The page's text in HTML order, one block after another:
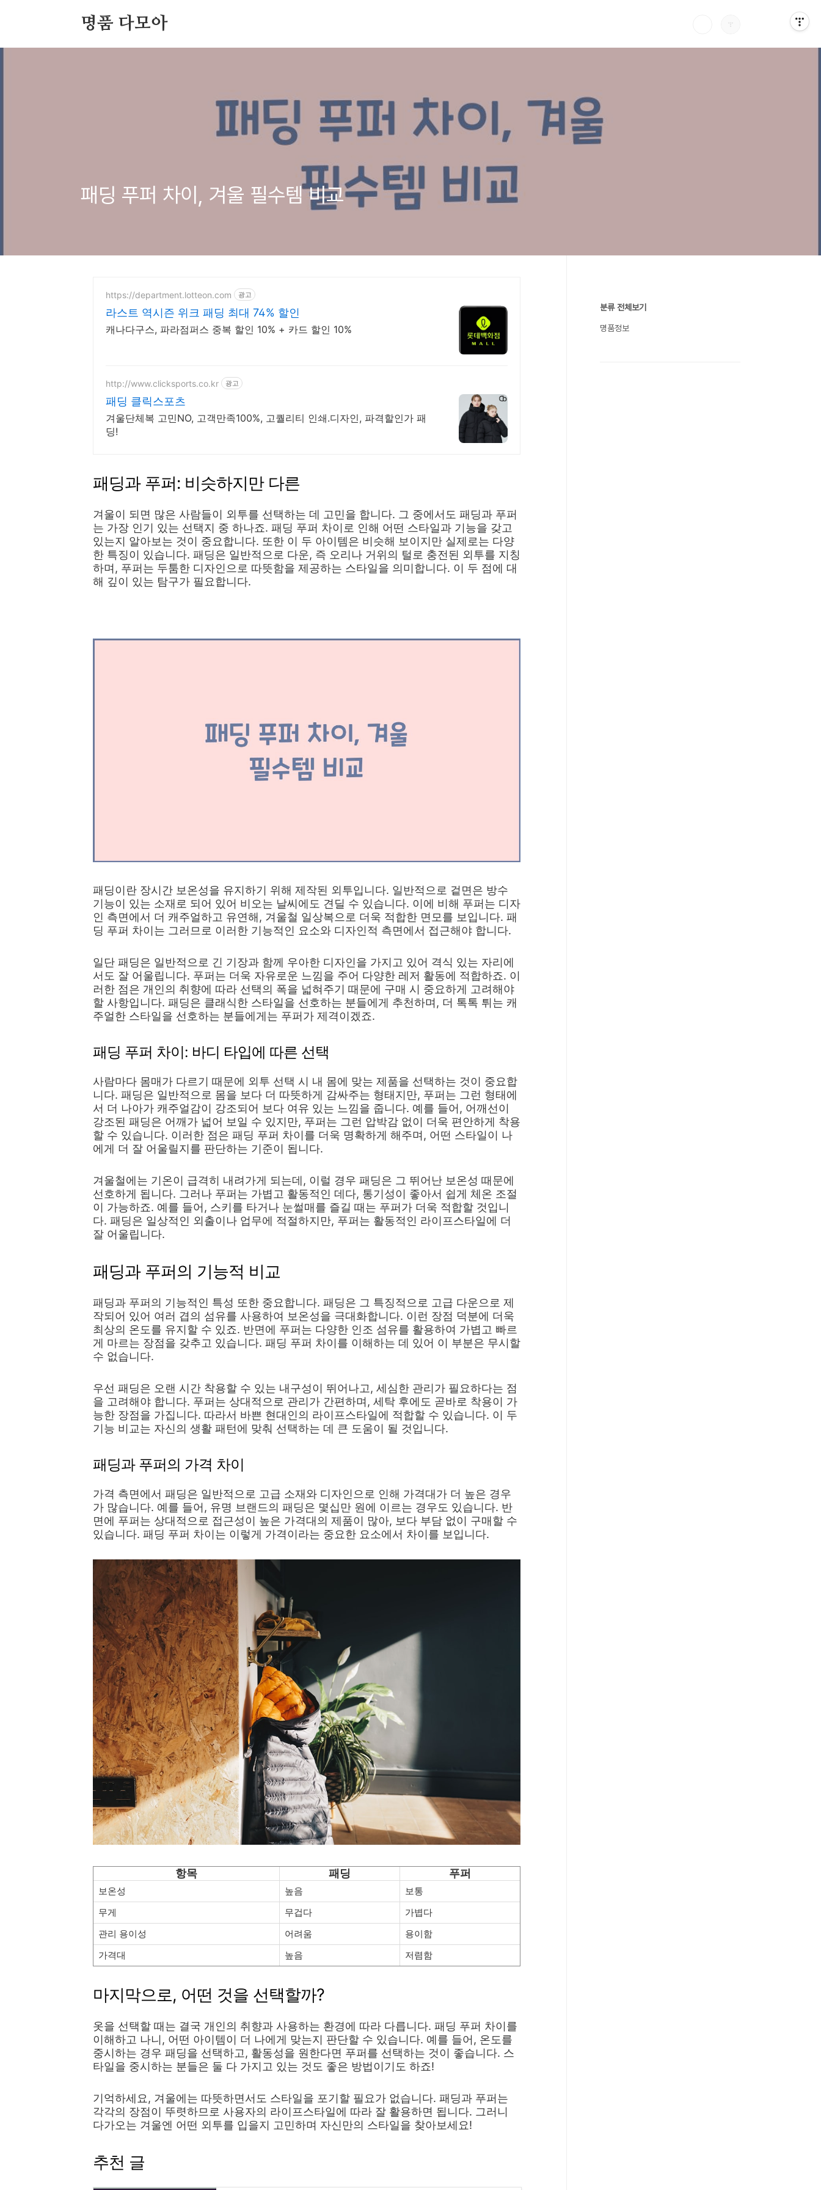
명품 다모아
패딩 푸퍼 차이, 겨울 필수템 비교
https://department.lotteon.com 광고
라스트 역시즌 위크 패딩 최대 74% 할인
캐나다구스, 파라점퍼스 중복 할인 10% + 카드 할인 10%
http://www.clicksports.co.kr 광고
패딩 클릭스포츠
겨울단체복 고민NO, 고객만족100%, 고퀄리티 인쇄.디자인, 파격할인가 패
딩!
패딩과 푸퍼: 비슷하지만 다른
겨울이 되면 많은 사람들이 외투를 선택하는 데 고민을 합니다. 그 중에서도 패딩과 푸퍼
는 가장 인기 있는 선택지 중 하나죠. 패딩 푸퍼 차이로 인해 어떤 스타일과 기능을 갖고
있는지 알아보는 것이 중요합니다. 또한 이 두 아이템은 비슷해 보이지만 실제로는 다양
한 특징이 있습니다. 패딩은 일반적으로 다운, 즉 오리나 거위의 털로 충전된 외투를 지칭
하며, 푸퍼는 두툼한 디자인으로 따뜻함을 제공하는 스타일을 의미합니다. 이 두 점에 대
해 깊이 있는 탐구가 필요합니다.
패딩이란 장시간 보온성을 유지하기 위해 제작된 외투입니다. 일반적으로 겉면은 방수
기능이 있는 소재로 되어 있어 비오는 날씨에도 견딜 수 있습니다. 이에 비해 푸퍼는 디자
인 측면에서 더 캐주얼하고 유연해, 겨울철 일상복으로 더욱 적합한 면모를 보입니다. 패
딩 푸퍼 차이는 그러므로 이러한 기능적인 요소와 디자인적 측면에서 접근해야 합니다.
일단 패딩은 일반적으로 긴 기장과 함께 우아한 디자인을 가지고 있어 격식 있는 자리에
서도 잘 어울립니다. 푸퍼는 더욱 자유로운 느낌을 주어 다양한 레저 활동에 적합하죠. 이
러한 점은 개인의 취향에 따라 선택의 폭을 넓혀주기 때문에 구매 시 중요하게 고려해야
할 사항입니다. 패딩은 클래식한 스타일을 선호하는 분들에게 추천하며, 더 톡톡 튀는 캐
주얼한 스타일을 선호하는 분들에게는 푸퍼가 제격이겠죠.
패딩 푸퍼 차이: 바디 타입에 따른 선택
사람마다 몸매가 다르기 때문에 외투 선택 시 내 몸에 맞는 제품을 선택하는 것이 중요합
니다. 패딩은 일반적으로 몸을 보다 더 따뜻하게 감싸주는 형태지만, 푸퍼는 그런 형태에
서 더 나아가 캐주얼감이 강조되어 보다 여유 있는 느낌을 줍니다. 예를 들어, 어깨선이
강조된 패딩은 어깨가 넓어 보일 수 있지만, 푸퍼는 그런 압박감 없이 더욱 편안하게 착용
할 수 있습니다. 이러한 점은 패딩 푸퍼 차이를 더욱 명확하게 해주며, 어떤 스타일이 나
에게 더 잘 어울릴지를 판단하는 기준이 됩니다.
겨울철에는 기온이 급격히 내려가게 되는데, 이럴 경우 패딩은 그 뛰어난 보온성 때문에
선호하게 됩니다. 그러나 푸퍼는 가볍고 활동적인 데다, 통기성이 좋아서 쉽게 체온 조절
이 가능하죠. 예를 들어, 스키를 타거나 눈썰매를 즐길 때는 푸퍼가 더욱 적합할 것입니
다. 패딩은 일상적인 외출이나 업무에 적절하지만, 푸퍼는 활동적인 라이프스타일에 더
잘 어울립니다.
패딩과 푸퍼의 기능적 비교
패딩과 푸퍼의 기능적인 특성 또한 중요합니다. 패딩은 그 특징적으로 고급 다운으로 제
작되어 있어 여러 겹의 섬유를 사용하여 보온성을 극대화합니다. 이런 장점 덕분에 더욱
최상의 온도를 유지할 수 있죠. 반면에 푸퍼는 다양한 인조 섬유를 활용하여 가볍고 빠르
게 마르는 장점을 갖추고 있습니다. 패딩 푸퍼 차이를 이해하는 데 있어 이 부분은 무시할
수 없습니다.
우선 패딩은 오랜 시간 착용할 수 있는 내구성이 뛰어나고, 세심한 관리가 필요하다는 점
을 고려해야 합니다. 푸퍼는 상대적으로 관리가 간편하며, 세탁 후에도 곧바로 착용이 가
능한 장점을 가집니다. 따라서 바쁜 현대인의 라이프스타일에 적합할 수 있습니다. 이 두
기능 비교는 자신의 생활 패턴에 맞춰 선택하는 데 큰 도움이 될 것입니다.
패딩과 푸퍼의 가격 차이
가격 측면에서 패딩은 일반적으로 고급 소재와 디자인으로 인해 가격대가 더 높은 경우
가 많습니다. 예를 들어, 유명 브랜드의 패딩은 몇십만 원에 이르는 경우도 있습니다. 반
면에 푸퍼는 상대적으로 접근성이 높은 가격대의 제품이 많아, 보다 부담 없이 구매할 수
있습니다. 패딩 푸퍼 차이는 이렇게 가격이라는 중요한 요소에서 차이를 보입니다.
항목 패딩 푸퍼
보온성 높음
보통
무게
무겁다
가볍다
관리 용이성
어려움
용이함
가격대
높음 저렴함
마지막으로, 어떤 것을 선택할까?
옷을 선택할 때는 결국 개인의 취향과 사용하는 환경에 따라 다릅니다. 패딩 푸퍼 차이를
이해하고 나니, 어떤 아이템이 더 나에게 맞는지 판단할 수 있습니다. 예를 들어, 온도를
중시하는 경우 패딩을 선택하고, 활동성을 원한다면 푸퍼를 선택하는 것이 좋습니다. 스
타일을 중시하는 분들은 둘 다 가지고 있는 것도 좋은 방법이기도 하죠!
기억하세요, 겨울에는 따뜻하면서도 스타일을 포기할 필요가 없습니다. 패딩과 푸퍼는
각각의 장점이 뚜렷하므로 사용자의 라이프스타일에 따라 잘 활용하면 됩니다. 그러니
다가오는 겨울엔 어떤 외투를 입을지 고민하며 자신만의 스타일을 찾아보세요!
추천 글
분류 전체보기
명품정보